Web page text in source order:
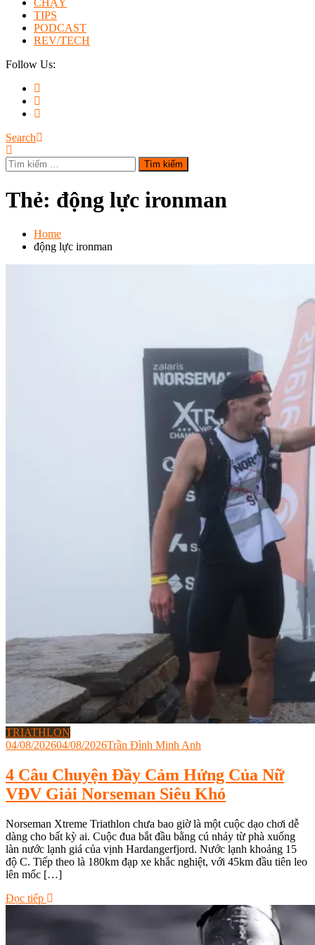
CHẠY
TIPS
PODCAST
REV/TECH
Follow Us:
Search
Tìm
kiếm
Thẻ: động lực ironman
Home
động lực ironman
TRIATHLON
04/08/202604/08/2026Trần Đình Minh Anh
4 Câu Chuyện Đầy Cảm Hứng Của Nữ
VĐV Giải Norseman Siêu Khó
Norseman Xtreme Triathlon chưa bao giờ là một cuộc dạo chơi dễ
dàng cho bất kỳ ai. Cuộc đua bắt đầu bằng cú nhảy từ phà xuống
làn nước lạnh giá của vịnh Hardangerfjord. Nước lạnh khoảng 15
độ C. Tiếp theo là 180km đạp xe khắc nghiệt, với 45km đầu tiên leo
lên mốc […]
Tagged
Đọc tiếp